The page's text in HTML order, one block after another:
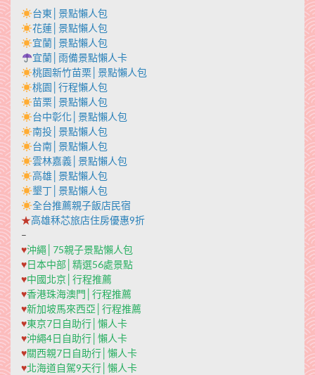
台東│景點懶人包
花蓮│景點懶人包
宜蘭│景點懶人包
宜蘭│雨備景點懶人卡
桃園新竹苗栗│景點懶人包
桃園│行程懶人包
苗栗│景點懶人包
台中彰化│景點懶人包
南投│景點懶人包
台南│景點懶人包
雲林嘉義│景點懶人包
高雄│景點懶人包
墾丁│景點懶人包
全台推薦親子飯店民宿
★高雄秝芯旅店住房優惠9折
–
♥沖繩│75親子景點懶人包
♥日本中部│精選56處景點
♥中國北京│行程推薦
♥香港珠海澳門│行程推薦
♥新加坡馬來西亞│行程推薦
♥東京7日自助行│懶人卡
♥沖繩4日自助行│懶人卡
♥關西親7日自助行│懶人卡
♥北海道自駕9天行│懶人卡